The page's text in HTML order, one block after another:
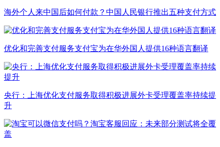
海外个人来中国后如何付款？中国人民银行推出五种支付方式
优化和完善支付服务支付宝为在华外国人提供16种语言翻译
央行：上海优化支付服务取得积极进展外卡受理覆盖率持续提
升